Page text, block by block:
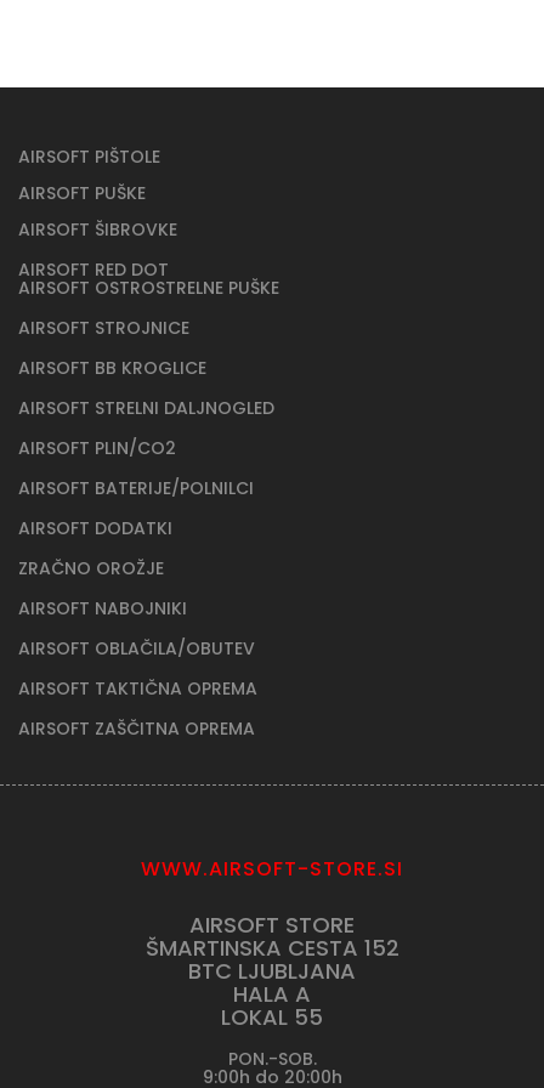
AIRSOFT PIŠTOLE
AIRSOFT PUŠKE
AIRSOFT ŠIBROVKE
AIRSOFT RED DOT
AIRSOFT OSTROSTRELNE PUŠKE
AIRSOFT STROJNICE
AIRSOFT BB KROGLICE
AIRSOFT STRELNI DALJNOGLED
AIRSOFT PLIN/CO2
AIRSOFT BATERIJE/POLNILCI
AIRSOFT DODATKI
ZRAČNO OROŽJE
AIRSOFT NABOJNIKI
AIRSOFT OBLAČILA/OBUTEV
AIRSOFT TAKTIČNA OPREMA
AIRSOFT ZAŠČITNA OPREMA
WWW.AIRSOFT-STORE.SI
AIRSOFT STORE
ŠMARTINSKA CESTA 152
BTC LJUBLJANA
HALA A
LOKAL 55
PON.-SOB.
9:00h do 20:00h